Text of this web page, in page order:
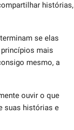
histórias,
se elas
mais
mesmo, a
ouvir o que
suas histórias e